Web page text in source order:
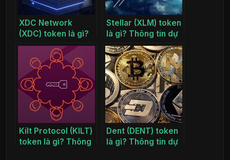
XDC Network
(XDC) token là gì?
Thông tin dự án
XDC coin
Stellar (XLM) token
là gì? Thông tin dự
án XLM coin
Kilt Protocol (KILT)
token là gì? Thông
Dent (DENT) token
là gì? Thông tin dự